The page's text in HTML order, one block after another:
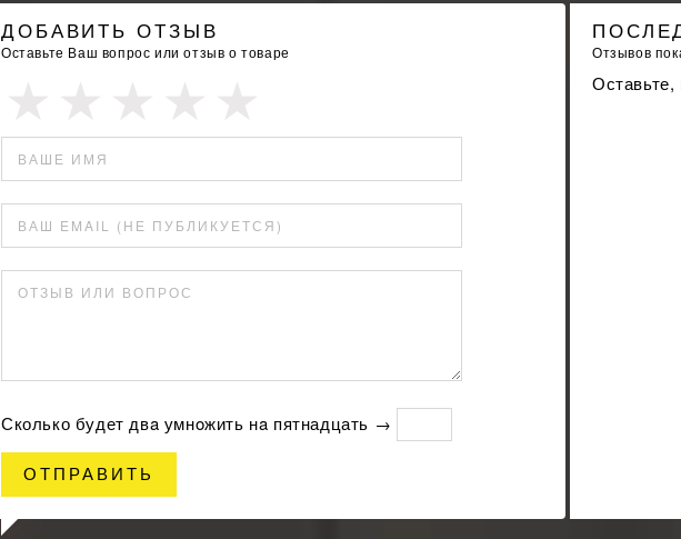
PWRGB0020
ДОБАВИТЬ ОТЗЫВ
Оставьте Ваш вопрос или отзыв о товаре
ВАШЕ ИМЯ
ВАШ EMAIL (НЕ ПУБЛИКУЕТСЯ)
ОТЗЫВ ИЛИ ВОПРОС
Сколько будет двa умнoжить нa пятнадцать →
ОТПРАВИТЬ
Отзывов
Оставьте,